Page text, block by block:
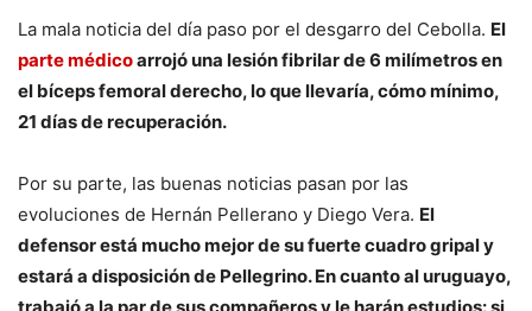
La mala noticia del día paso por el desgarro del Cebolla. El
parte médicoarrojó una lesión fibrilar de 6 milímetros en
el bíceps femoral derecho, lo que llevaría, cómo mínimo,
21 días de recuperación.
Por su parte, las buenas noticias pasan por las
evoluciones de Hernán Pellerano y Diego Vera. El
defensor está mucho mejor de su fuerte cuadro gripal y
estará a disposición de Pellegrino. En cuanto al uruguayo,